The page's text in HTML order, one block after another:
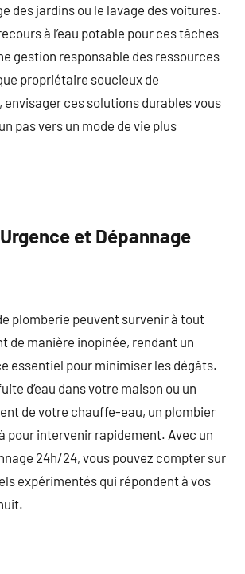
des jardins ou le lavage des voitures.
à l’eau potable pour ces tâches
gestion responsable des ressources
propriétaire soucieux de
envisager ces solutions durables vous
pas vers un mode de vie plus
et Dépannage
plomberie peuvent survenir à tout
de manière inopinée, rendant un
essentiel pour minimiser les dégâts.
d’eau dans votre maison ou un
de votre chauffe-eau, un plombier
pour intervenir rapidement. Avec un
24h/24, vous pouvez compter sur
expérimentés qui répondent à vos